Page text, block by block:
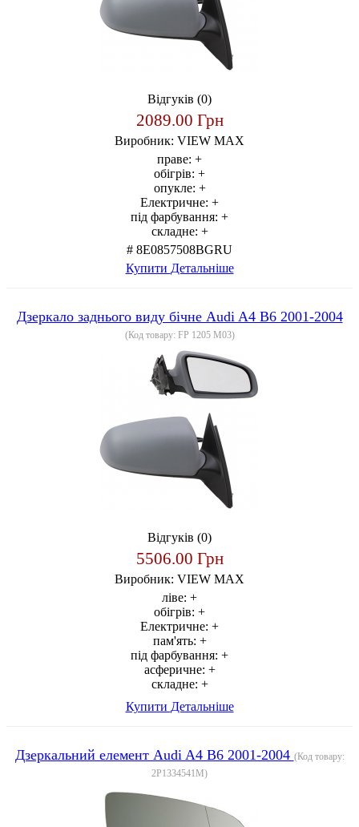
Відгуків (0)
2089.00 Грн
Виробник: VIEW MAX
праве: +
обігрів: +
опукле: +
Електричне: +
під фарбування: +
складне: +
# 8E0857508BGRU
Купити Детальніше
Дзеркало заднього виду бічне Audi A4 B6 2001-2004
(Код товару: FP 1205 M03)
Відгуків (0)
5506.00 Грн
Виробник: VIEW MAX
ліве: +
обігрів: +
Електричне: +
пам'ять: +
під фарбування: +
асферичне: +
складне: +
Купити Детальніше
Дзеркальний елемент Audi A4 B6 2001-2004 (Код товару:
2P1334541M)